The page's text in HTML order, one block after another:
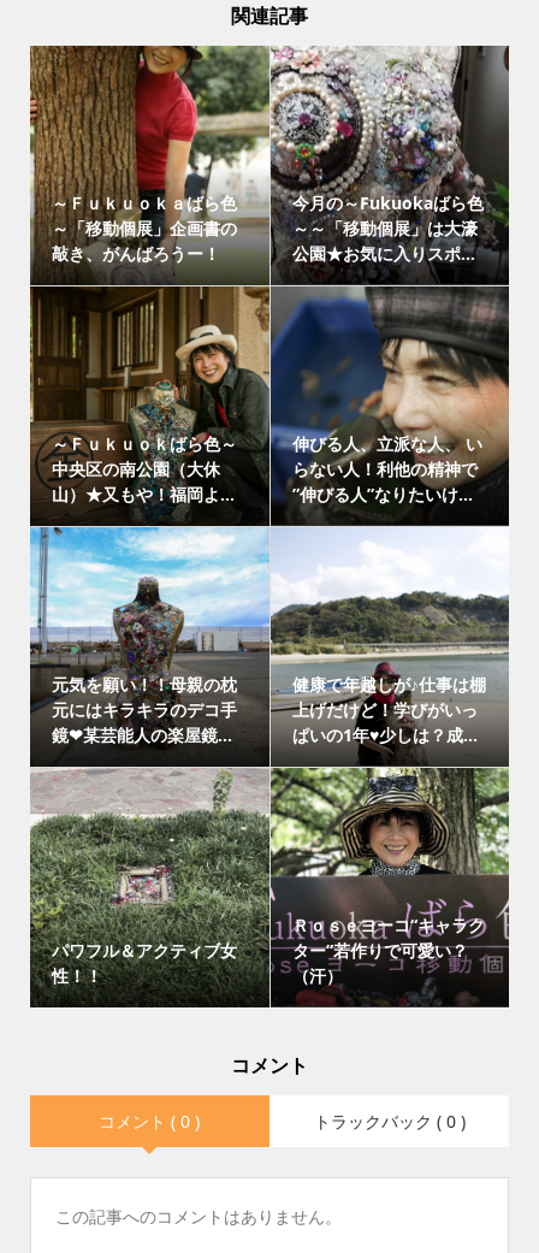
関連記事
～Ｆｕｋｕｏｋａばら色
～「移動個展」企画書の
敲き、がんばろうー！
今月の～Fukuokaばら色
～～「移動個展」は大濠
公園★お気に入りスポ...
～Ｆｕｋｕｏｋばら色～
中央区の南公園（大休
山）★又もや！福岡よ...
伸びる人、立派な人、 い
らない人！利他の精神で
”伸びる人”なりたいけ...
元気を願い！！母親の枕
元にはキラキラのデコ手
鏡❤某芸能人の楽屋鏡...
健康で年越しが♪仕事は棚
上げだけど！学びがいっ
ぱいの1年♥少しは？成...
パワフル＆アクティブ女
性！！
Ｒｏｓｅヨーコ“キャラク
ター”若作りで可愛い？
（汗）
コメント
コメント ( 0 ) トラックバック ( 0 )
この記事へのコメントはありません。